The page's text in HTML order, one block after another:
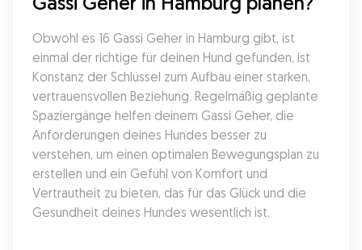
Obwohl es 16 Gassi Geher in Hamburg gibt, ist
einmal der richtige für deinen Hund gefunden, ist
Konstanz der Schlüssel zum Aufbau einer starken,
vertrauensvollen Beziehung. Regelmäßig geplante
Spaziergänge helfen deinem Gassi Geher, die
Anforderungen deines Hundes besser zu
verstehen, um einen optimalen Bewegungsplan zu
erstellen und ein Gefühl von Komfort und
Vertrautheit zu bieten, das für das Glück und die
Gesundheit deines Hundes wesentlich ist.